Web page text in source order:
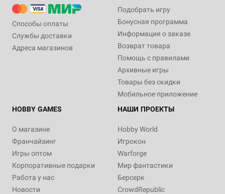
Способы оплаты
Службы доставки
Адреса магазинов
Подобрать игру
Бонусная программа
Информация о заказе
Возврат товара
Помощь с правилами
Архивные игры
Товары без скидки
Мобильное приложение
HOBBY GAMES
О магазине
Франчайзинг
Игры оптом
Корпоративные подарки
Работа у нас
Новости
НАШИ ПРОЕКТЫ
Hobby World
Игрокон
Warforge
Мир фантастики
Берсерк
CrowdRepublic